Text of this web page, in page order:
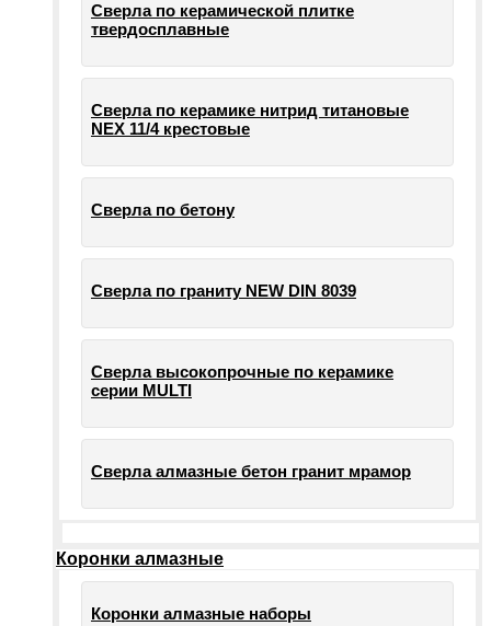
Сверла по керамической плитке
твердосплавные
Сверла по керамике нитрид титановые
NEX 11/4 крестовые
Сверла по бетону
Сверла по граниту NEW DIN 8039
Сверла высокопрочные по керамике
серии MULTI
Сверла алмазные бетон гранит мрамор
Коронки алмазные
Коронки алмазные наборы